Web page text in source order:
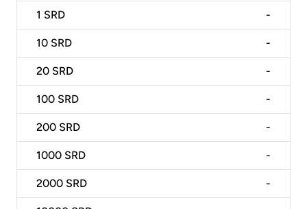
1 SRD -
10 SRD -
20 SRD -
100 SRD -
200 SRD -
1000 SRD -
2000 SRD -